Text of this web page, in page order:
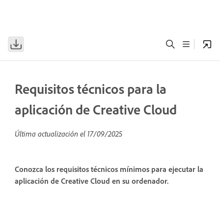
Requisitos técnicos para la
aplicación de Creative Cloud
Última actualización el 17/09/2025
Conozca los requisitos técnicos mínimos para ejecutar la
aplicación de Creative Cloud en su ordenador.